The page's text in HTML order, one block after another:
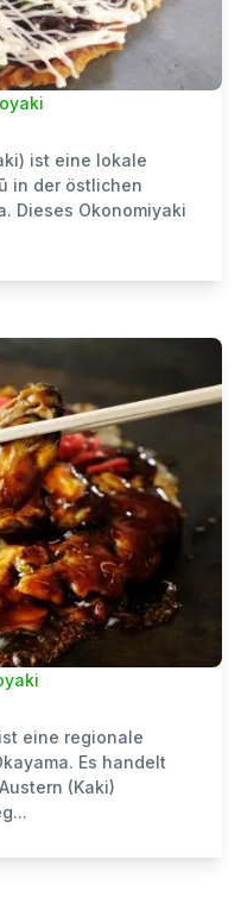
ist eine lokale
in der östlichen
Dieses Okonomiyaki
eine regionale
Es handelt
(Kaki)